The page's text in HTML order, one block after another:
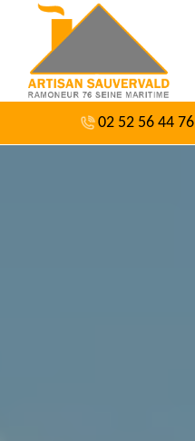
02 52 56 44 76